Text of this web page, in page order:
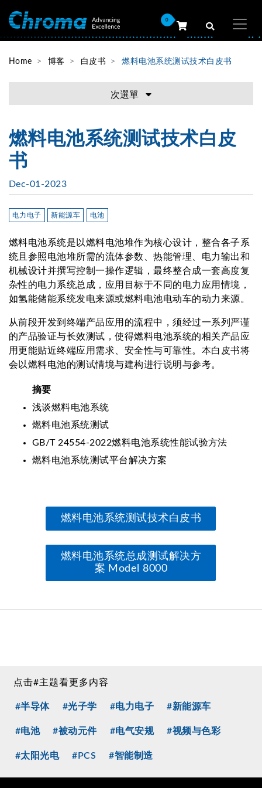
0
Home 博客 白皮书 燃料电池系统测试技术白皮书
次選單
燃料电池系统测试技术白皮
书
Dec-01-2023
电力电子 新能源车 电池
燃料电池系统是以燃料电池堆作为核心设计，整合各子系
统且参照电池堆所需的流体参数、热能管理、电力输出和
机械设计并撰写控制一操作逻辑，最终整合成一套高度复
杂性的电力系统总成，应用目标于不同的电力应用情境，
如氢能储能系统发电来源或燃料电池电动车的动力来源。
从前段开发到终端产品应用的流程中，须经过一系列严谨
的产品验证与长效测试，使得燃料电池系统的相关产品应
用更能贴近终端应用需求、安全性与可靠性。本白皮书将
会以燃料电池的测试情境与建构进行说明与参考。
摘要
浅谈燃料电池系统
燃料电池系统测试
GB/T 24554-2022燃料电池系统性能试验方法
燃料电池系统测试平台解决方案
燃料电池系统测试技术白皮书
燃料电池系统总成测试解决方
案 Model 8000
点击#主题看更多内容
#半导体 #光子学 #电力电子 #新能源车
#电池 #被动元件 #电气安规 #视频与色彩
#太阳光电 #PCS #智能制造